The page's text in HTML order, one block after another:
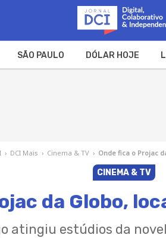
SÃO PAULO DÓLAR HOJE
› DCI Mais › Cinema & TV › Onde fica o Projac
CINEMA & TV
da Globo,
atingiu estúdios da